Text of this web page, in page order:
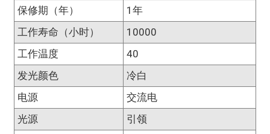
保修期（年）
1年
工作寿命（小时）
10000
工作温度
40
发光颜色
冷白
电源
交流电
光源
引领